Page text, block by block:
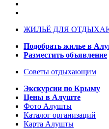
ЖИЛЬЁ ДЛЯ
Подобрать жилье в
Разместить объявление
Советы отдыхающим
Экскурсии по Крыму
Цены в Алуште
Фото Алушты
Каталог организаций
Карта Алушты